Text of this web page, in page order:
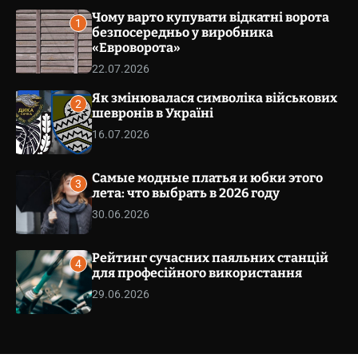
v
e
o
m
u
a
a
s
W
i
d
e
t
1
Чому варто купувати відкатні ворота
безпосередньо у виробника
«Евроворота»
22.07.2026
2
Як змінювалася символіка військових
шевронів в Україні
16.07.2026
3
Самые модные платья и юбки этого
лета: что выбрать в 2026 году
30.06.2026
4
Рейтинг сучасних паяльних станцій
для професійного використання
29.06.2026